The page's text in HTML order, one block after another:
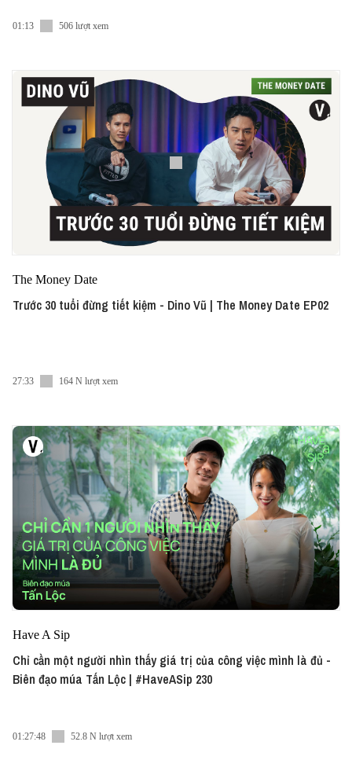
01:13 506 lượt xem
The Money Date
Trước 30 tuổi đừng tiết kiệm - Dino Vũ | The Money Date EP02
27:33 164 N lượt xem
Have A Sip
Chỉ cần một người nhìn thấy giá trị của công việc mình là đủ -
Biên đạo múa Tấn Lộc | #HaveASip 230
01:27:48 52.8 N lượt xem